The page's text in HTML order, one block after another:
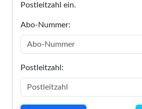
Postleitzahl ein.
Abo-Nummer:
Postleitzahl: